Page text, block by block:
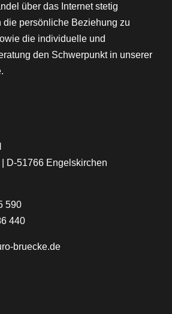
über das Internet stetig
die persönliche Beziehung zu
die individuelle und
den Schwerpunkt in unserer
D-51766 Engelskirchen
590
440
bruecke.de